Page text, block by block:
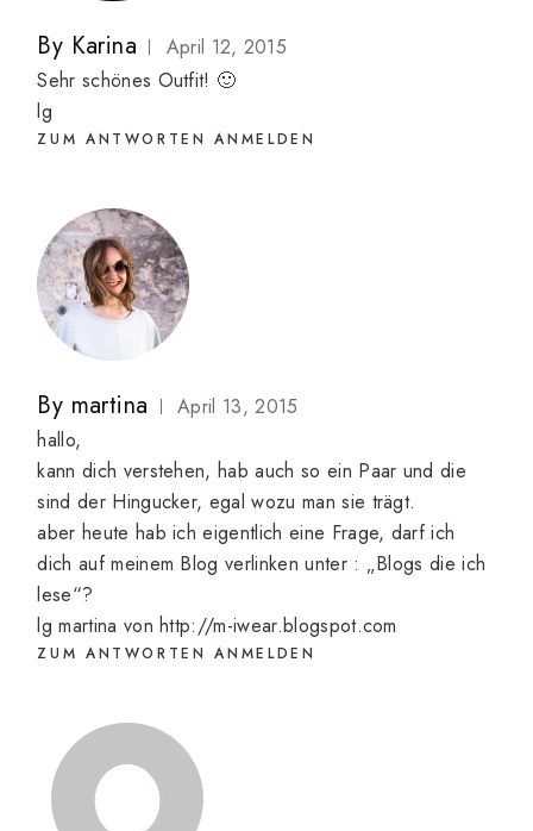
By Karina
April 12, 2015
Sehr schönes Outfit! 🙂
lg
ZUM ANTWORTEN ANMELDEN
By martina
April 13, 2015
hallo,
kann dich verstehen, hab auch so ein Paar und die
sind der Hingucker, egal wozu man sie trägt.
aber heute hab ich eigentlich eine Frage, darf ich
dich auf meinem Blog verlinken unter : „Blogs die ich
lese“?
lg martina vonhttp://m-iwear.blogspot.com
ZUM ANTWORTEN ANMELDEN